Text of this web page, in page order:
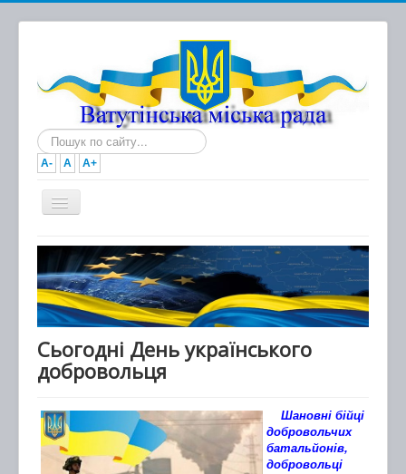
Пошук...
A- A A+
Головна
Новини
Документи
Міська рада
Виконавчий комітет
Сьогодні День українського
добровольця
Шановні бійці
добровольчих
батальйонів,
добровольці